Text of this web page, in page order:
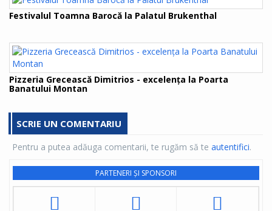
Festivalul Toamna Barocă la Palatul Brukenthal
Pizzeria Grecească Dimitrios - excelența la Poarta
Banatului Montan
SCRIE UN COMENTARIU
Pentru a putea adăuga comentarii, te rugăm să te autentifici.
PARTENERI ȘI SPONSORI